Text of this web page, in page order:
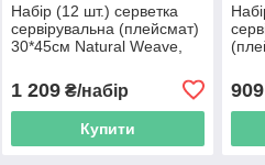
Набір (12 шт.) серветка
сервірувальна (плейсмат)
30*45см Natural Weave,
1 209₴/набір
Купити
909